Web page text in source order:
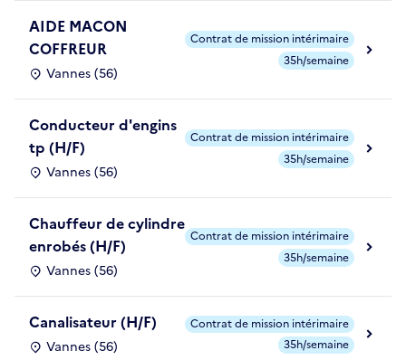
AIDE MACON
COFFREUR
Vannes (56)
Contrat de mission intérimaire
35h/semaine
Conducteur d'engins
tp (H/F)
Vannes (56)
Contrat de mission intérimaire
35h/semaine
Chauffeur de cylindre
enrobés (H/F)
Vannes (56)
Contrat de mission intérimaire
35h/semaine
Canalisateur (H/F)
Vannes (56)
Contrat de mission intérimaire
35h/semaine